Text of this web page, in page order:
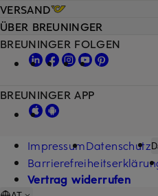
VERSAND
ÜBER BREUNINGER
BREUNINGER FOLGEN
BREUNINGER APP
ImpressumDatenschutz
Vertrag widerrufen